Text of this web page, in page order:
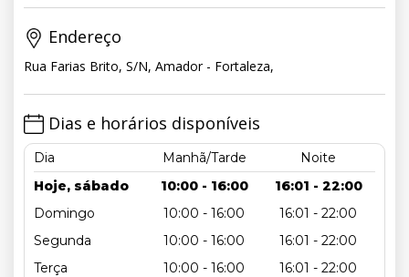
Endereço
Rua Farias Brito, S/N, Amador - Fortaleza,
Dias e horários disponíveis
Dia Manhã/Tarde
Noite
Hoje, sábado
10:00 - 16:00
16:01 - 22:00
Domingo
10:00 - 16:00
16:01 - 22:00
Segunda
10:00 - 16:00
16:01 - 22:00
Terça
10:00 - 16:00
16:01 - 22:00